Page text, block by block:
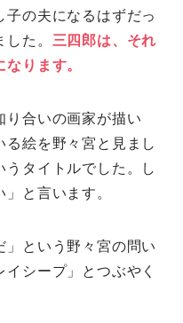
の夫になるはずだっ
た。 三四郎は、それ
ります。
り合いの画家が描い
絵を野々宮と見まし
タイトルでした。し
と言います。
」という野々宮の問い
シープ」とつぶやく